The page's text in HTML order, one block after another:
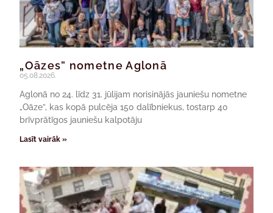
„Oāzes” nometne Aglonā
05.08.2026.
Aglonā no 24. līdz 31. jūlijam norisinājās jauniešu nometne
„Oāze”, kas kopā pulcēja 150 dalībniekus, tostarp 40
brīvprātīgos jauniešu kalpotāju
Lasīt vairāk »